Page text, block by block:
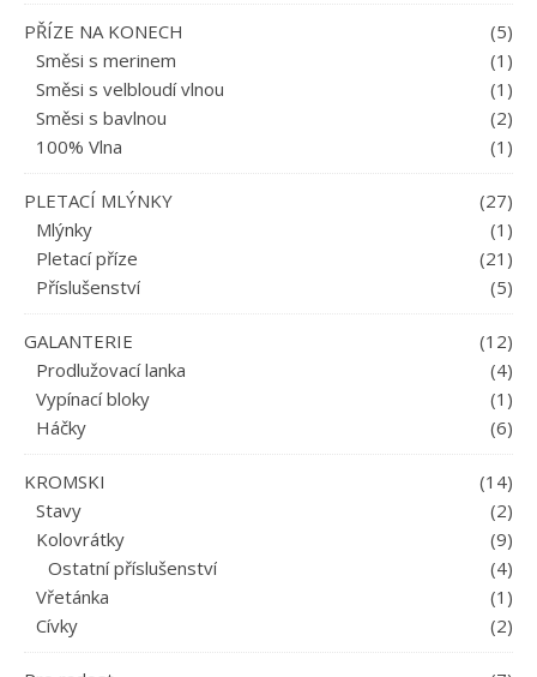
PŘÍZE NA KONECH
(5)
Směsi s merinem
(1)
Směsi s velbloudí vlnou
(1)
Směsi s bavlnou
(2)
100% Vlna
(1)
PLETACÍ MLÝNKY
(27)
Mlýnky
(1)
Pletací příze
(21)
Příslušenství
(5)
GALANTERIE
(12)
Prodlužovací lanka
(4)
Vypínací bloky
(1)
Háčky
(6)
KROMSKI
(14)
Stavy
(2)
Kolovrátky
(9)
Ostatní příslušenství
(4)
Vřetánka
(1)
Cívky
(2)